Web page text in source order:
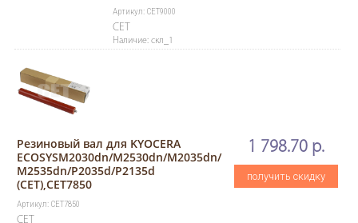
Артикул: CET9000
CET
Наличие: скл_1
Резиновый вал для KYOCERA
ECOSYSM2030dn/M2530dn/M2035dn/
M2535dn/P2035d/P2135d
(CET),CET7850
Артикул: CET7850
CET
1 798.70 р.
получить скидку